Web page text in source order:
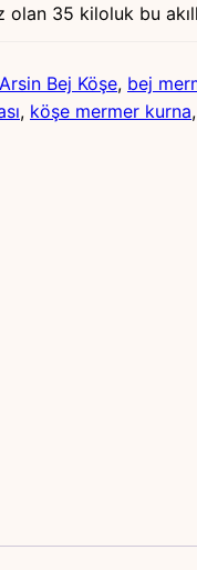
olan 35 kiloluk bu
Arsin Bej Köşe, bej
, köşe mermer kurna,